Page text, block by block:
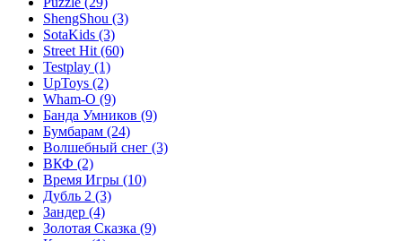
ShengShou (3)
SotaKids (3)
Street Hit (60)
Testplay (1)
UpToys (2)
Wham-O (9)
Банда Умников (9)
Бумбарам (24)
Волшебный снег (3)
ВКФ (2)
Время Игры (10)
Дубль 2 (3)
Зандер (4)
Золотая Сказка (9)